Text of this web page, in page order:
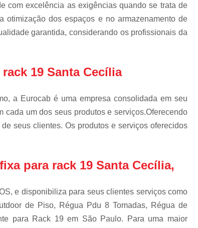
Confinamento
Confinamento
Confinamento
Confinamento
Confinamento
Confinamento
Escova
Escova de
Escova de
Escova
Escova Passa Cabos
Escova Passa Cabos Inteiriça
com excelência as exigências quando se trata de
otimização dos espaços e no armazenamento de
garantida, considerando os profissionais da
19 Santa Cecília
a Eurocab é uma empresa consolidada em seu
cada um dos seus produtos e serviços.Oferecendo
seus clientes. Os produtos e serviços oferecidos
para rack 19 Santa Cecília,
e disponibiliza para seus clientes serviços como
de Piso, Régua Pdu 8 Tomadas, Régua de
para Rack 19 em São Paulo. Para uma maior